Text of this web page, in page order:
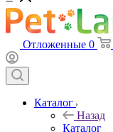
Отложенные 0
Каталог
Назад
Каталог